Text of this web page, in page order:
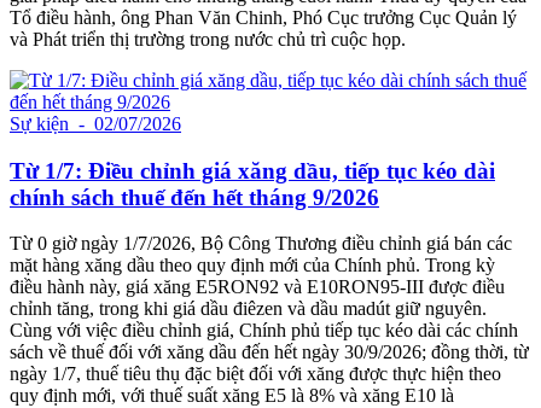
Tổ điều hành, ông Phan Văn Chinh, Phó Cục trưởng Cục Quản lý
và Phát triển thị trường trong nước chủ trì cuộc họp.
Sự kiện - 02/07/2026
Từ 1/7: Điều chỉnh giá xăng dầu, tiếp tục kéo dài
chính sách thuế đến hết tháng 9/2026
Từ 0 giờ ngày 1/7/2026, Bộ Công Thương điều chỉnh giá bán các
mặt hàng xăng dầu theo quy định mới của Chính phủ. Trong kỳ
điều hành này, giá xăng E5RON92 và E10RON95-III được điều
chỉnh tăng, trong khi giá dầu điêzen và dầu madút giữ nguyên.
Cùng với việc điều chỉnh giá, Chính phủ tiếp tục kéo dài các chính
sách về thuế đối với xăng dầu đến hết ngày 30/9/2026; đồng thời, từ
ngày 1/7, thuế tiêu thụ đặc biệt đối với xăng được thực hiện theo
quy định mới, với thuế suất xăng E5 là 8% và xăng E10 là